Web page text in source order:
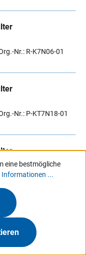
Nr.: R-K7N06-01
Nr.: P-KT7N18-01
Nr.: R-RE4E24-01
eine bestmögliche
Informationen ...